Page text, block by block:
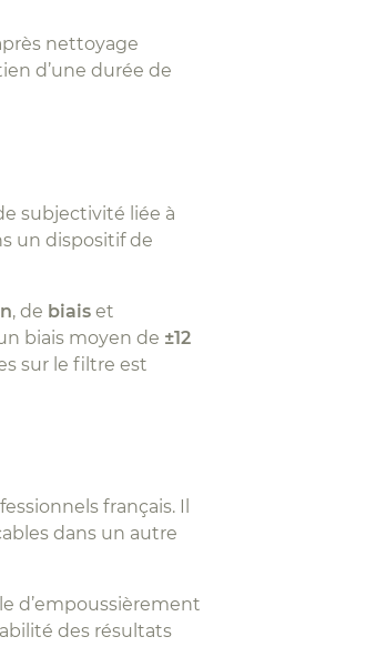
nettoyage
d’une durée de
subjectivité liée à
un dispositif de
, de biais et
biais moyen de ±12
sur le filtre est
français. Il
dans un autre
d’empoussièrement
des résultats